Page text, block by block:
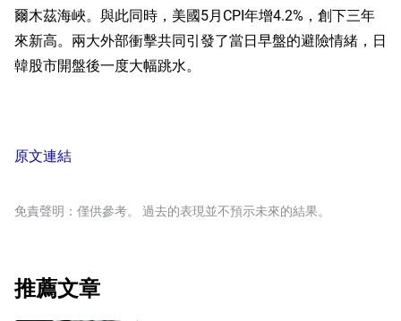
爾木茲海峽。與此同時，美國5月CPI年增4.2%，創下三年
來新高。兩大外部衝擊共同引發了當日早盤的避險情緒，日
韓股市開盤後一度大幅跳水。
原文連結
免責聲明：僅供參考。 過去的表現並不預示未來的結果。
推薦文章